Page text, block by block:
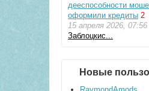
дееспособности
оформили кредиты 2
15 апреля 2026, 07:56
Заблоцкис...
Новые